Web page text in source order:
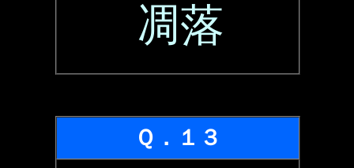
凋落
Ｑ．１３